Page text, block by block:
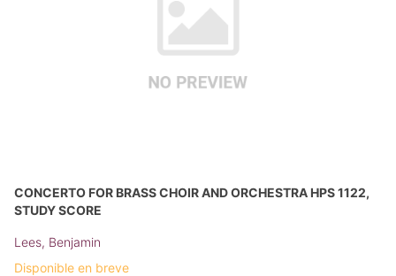
CONCERTO FOR BRASS CHOIR AND ORCHESTRA HPS 1122,
STUDY SCORE
Lees, Benjamin
Disponible en breve